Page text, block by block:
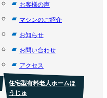
お客様の声
マシンのご紹介
お知らせ
お問い合わせ
アクセス
住宅型有料老人ホームほ
うじゅ